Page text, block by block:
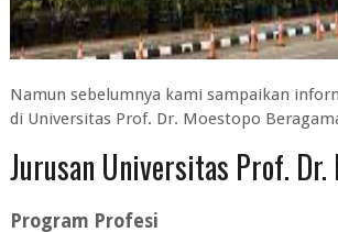
Namun sebelumnya kami sampaikan
di Universitas Prof. Dr. Moestopo
Jurusan Universitas Prof. Dr.
Program Profesi